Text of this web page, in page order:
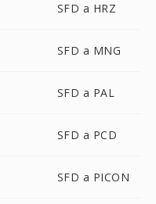
SFD a HRZ
SFD a MNG
SFD a PAL
SFD a PCD
SFD a PICON